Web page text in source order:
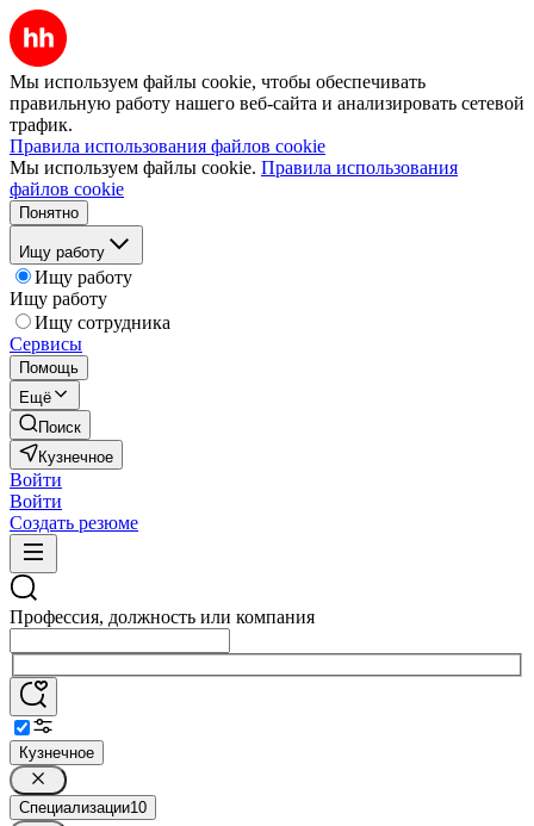
Мы используем файлы cookie, чтобы обеспечивать
правильную работу нашего веб-сайта и анализировать сетевой
трафик.
Правила использования файлов cookie
Мы используем файлы cookie. Правила использования
файлов cookie
Понятно
Ищу работу
Ищу работу
Ищу работу
Ищу сотрудника
Сервисы
Помощь
Ещё
Поиск
Кузнечное
Войти
Войти
Создать резюме
Профессия, должность или компания
Кузнечное
Специализации10